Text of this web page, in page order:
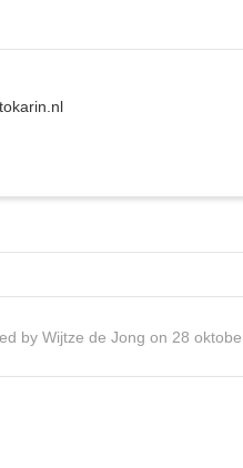
looking for product in
by Wijtze de Jong on 28